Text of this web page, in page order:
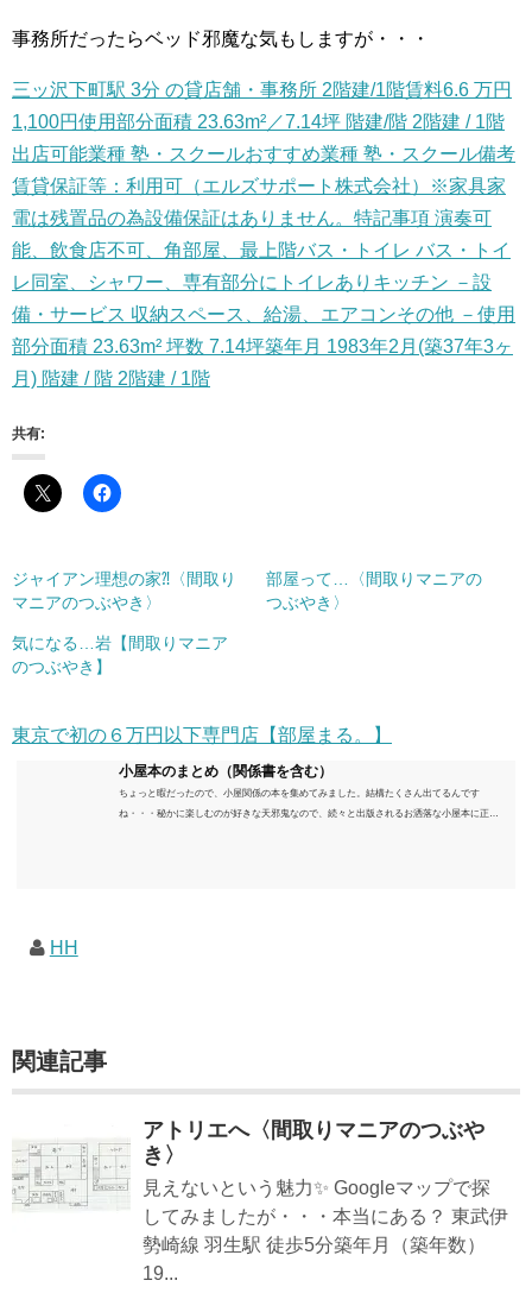
事務所だったらベッド邪魔な気もしますが・・・
三ッ沢下町駅 3分 の貸店舗・事務所 2階建/1階賃料6.6 万円
1,100円使用部分面積 23.63m²／7.14坪 階建/階 2階建 / 1階
出店可能業種 塾・スクールおすすめ業種 塾・スクール備考
賃貸保証等：利用可（エルズサポート株式会社）※家具家
電は残置品の為設備保証はありません。特記事項 演奏可
能、飲食店不可、角部屋、最上階バス・トイレ バス・トイ
レ同室、シャワー、専有部分にトイレありキッチン －設
備・サービス 収納スペース、給湯、エアコンその他 －使用
部分面積 23.63m² 坪数 7.14坪築年月 1983年2月(築37年3ヶ
月) 階建 / 階 2階建 / 1階
共有:
ジャイアン理想の家⁈〈間取り
マニアのつぶやき〉
部屋って…〈間取りマニアの
つぶやき〉
気になる…岩【間取りマニア
のつぶやき】
東京で初の６万円以下専門店【部屋まる。】
小屋本のまとめ（関係書を含む）
ちょっと暇だったので、小屋関係の本を集めてみました。結構たくさん出てるんです
ね・・・秘かに楽しむのが好きな天邪鬼なので、続々と出版されるお洒落な小屋本に正直
HH
関連記事
アトリエへ〈間取りマニアのつぶや
き〉
見えないという魅力✨ Googleマップで探
してみましたが・・・本当にある？ 東武伊
勢崎線 羽生駅 徒歩5分築年月（築年数）
19...